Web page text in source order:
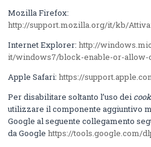
Mozilla Firefox:
http://support.mozilla.org/it/kb/
Internet Explorer:http://
it/windows7/block-enable-or-allow-
Apple Safari:https://
Per disabilitare soltanto l’uso dei
utilizzare il componente aggiuntivo
Google al seguente collegamento
da Googlehttps://tools.google.com/